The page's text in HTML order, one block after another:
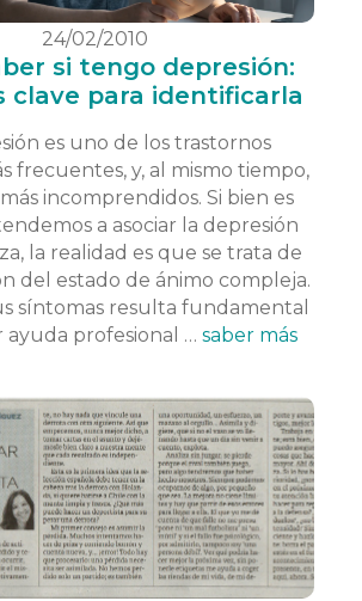
24/02/2010
si tengo depresión:
clave para identificarla
es uno de los trastornos
frecuentes, y, al mismo tiempo,
incomprendidos. Si bien es
a asociar la depresión
la realidad es que se trata de
del estado de ánimo compleja.
síntomas resulta fundamental
ayuda profesional … saber más